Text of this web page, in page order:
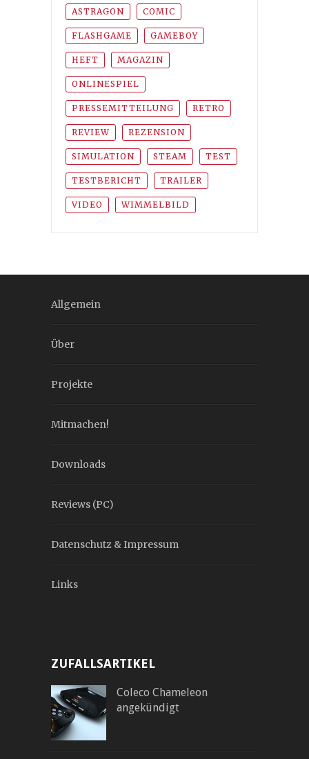
ASTRAGON COMIC
FLASHGAME GAMEBOY
HEFT MAGAZIN
ONLINESPIEL
PRESSEMITTEILUNG RETRO
REVIEW REZENSION
SIMULATION STEAM TEST
TESTBERICHT TRAILER
VIDEO WIMMELBILD
Allgemein
Über
Projekte
Mitmachen!
Downloads
Reviews (PC)
Datenschutz & Impressum
Links
ZUFALLSARTIKEL
Coleco Chameleon
angekündigt